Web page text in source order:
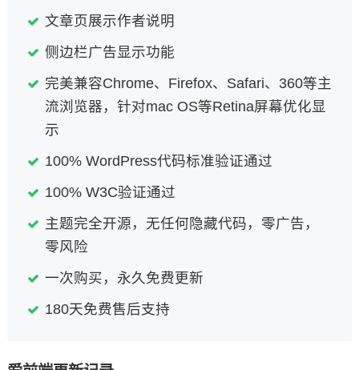
文章页展示作者说明
侧边栏广告显示功能
完美兼容Chrome、Firefox、Safari、360等主
流浏览器，针对mac OS等Retina屏幕优化显
示
100% WordPress代码标准验证通过
100% W3C验证通过
主题完全开源，无任何隐藏代码，零广告，
零风险
一次购买，永久免费更新
180天免费售后支持